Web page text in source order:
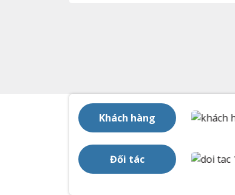
Khách hàng
Đối tác